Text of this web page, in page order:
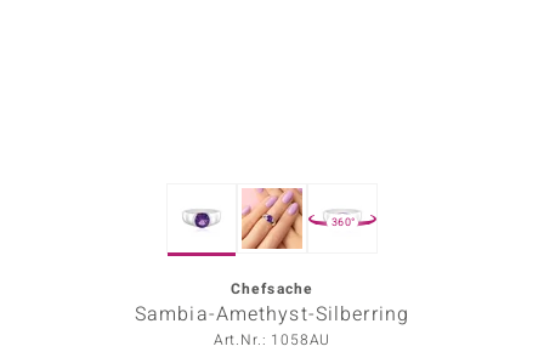
360°
Chefsache
Sambia-Amethyst-Silberring
Art.Nr.: 1058AU